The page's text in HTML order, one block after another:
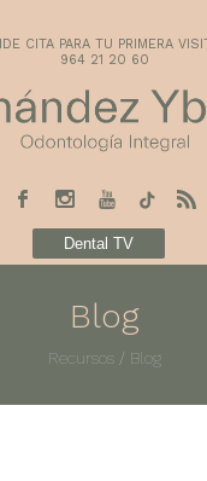
CITA PARA TU PRIMERA
964 21 20 60
Dental TV
Blog
Recursos / Blog